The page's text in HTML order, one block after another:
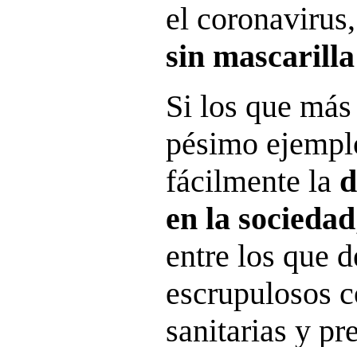
el
sin mascarilla
Si los que
pésimo
fácilmente la
en la sociedad
entre los que
escrupulosos
sanitarias y